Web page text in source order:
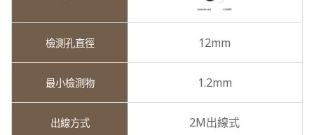
12mm
1.2mm
2M出線式